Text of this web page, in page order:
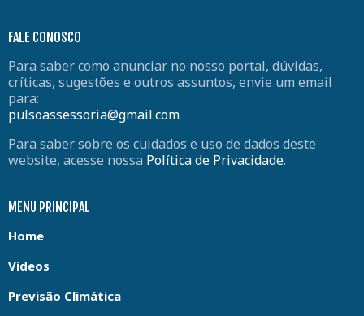
FALE CONOSCO
Para saber como anunciar no nosso portal, dúvidas,
críticas, sugestões e outros assuntos, envie um email
para:
pulsoassessoria@gmail.com
Para saber sobre os cuidados e uso de dados deste
website, acesse nossa Política de Privacidade.
MENU PRINCIPAL
Home
Vídeos
Previsão Climática